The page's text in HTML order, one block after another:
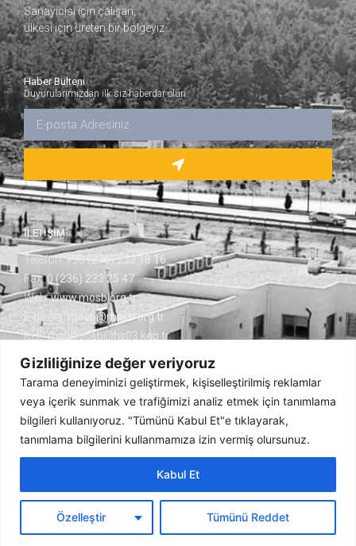
Gizliliğinize değer veriyoruz
Tarama deneyiminizi geliştirmek, kişiselleştirilmiş reklamlar
veya içerik sunmak ve trafiğimizi analiz etmek için tanımlama
bilgileri kullanıyoruz. "Tümünü Kabul Et"e tıklayarak,
tanımlama bilgilerini kullanmamıza izin vermiş olursunuz.
Özelleştir Tümünü Reddet
Kabul Et
E-dilekçe Formu
Sanayicisi için çalışan,
ülkesi için üreten bir bölgeyiz…
Haber Bülteni
Duyurularımızdan ilk siz haberdar olun.
İLETİŞİM
Telefon:+90 (236) 233 18 16
Fax:0 (236) 233 25 47
Web:www.mosb.org.tr
E-posta: mosb@mosb.org.tr
Kep:manisaosb@hs03.kep.tr
Keçiliköy OSB Mh.
Cumhuriyet Blv. No:14 45030 Yunusemre/MANİSA
© 2022 | Manisa Organize Sanayi Bölgesi. Tüm Hakları Saklıdır.
Çerez PolitikasıGizlilik PolitikasıKVKKYasal UyarıAydınlatma Metni
KVKK Web Sitesi Bilgilendirme ve Aydınlatma Metni